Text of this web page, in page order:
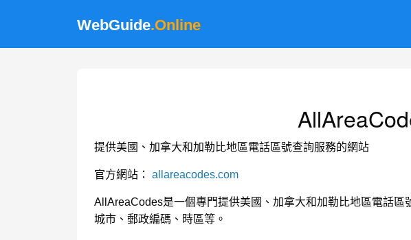
WebGuide.Online
提供美國、加拿大和加勒比地區電話區號查詢服務的網站
官方網站： allareacodes.com
AllAreaCodes是一個專門提供美國、加拿大和加勒比地區電話
城市、郵政編碼、時區等。